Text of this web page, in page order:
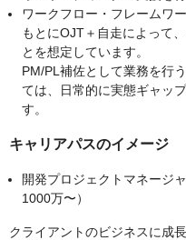
ワークフロー・フレームワ
もとにOJT＋自走によって
とを想定しています。
PM/PL補佐として業務を行
ては、日常的に実態ギャッ
す。
キャリアパスのイメージ
開発プロジェクトマネージ
1000万〜）
クライアントのビジネスに成